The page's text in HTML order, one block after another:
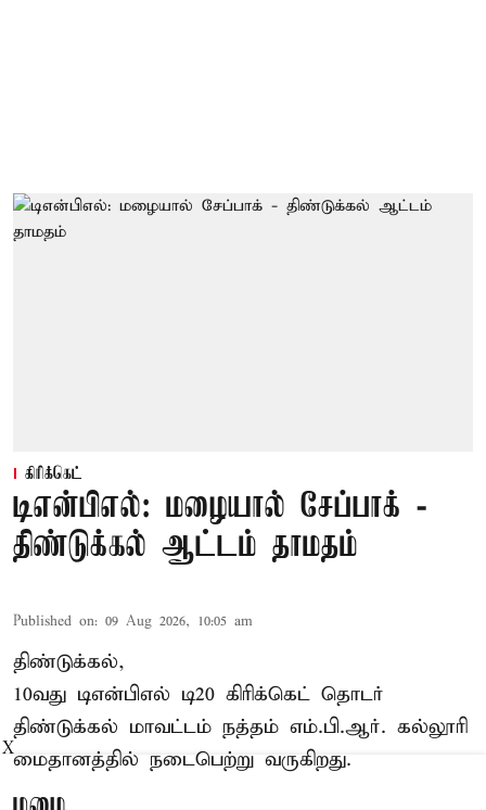
கிரிக்கெட்
டிஎன்பிஎல்: மழையால் சேப்பாக் -
திண்டுக்கல் ஆட்டம் தாமதம்
Published on: 09 Aug 2026, 10:05 am
திண்டுக்கல்,
10வது டிஎன்பிஎல் டி20 கிரிக்கெட் தொடர்
திண்டுக்கல் மாவட்டம் நத்தம் எம்.பி.ஆர். கல்லூரி
மைதானத்தில் நடைபெற்று வருகிறது.
X